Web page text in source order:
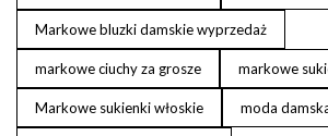
Markowe bluzki damskie wyprzedaż
markowe ciuchy za grosze markowe
Markowe sukienki włoskie moda